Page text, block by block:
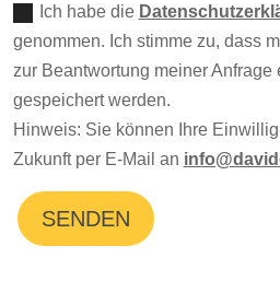
Ich habe die
genommen. Ich stimme zu, dass
zur Beantwortung meiner
gespeichert werden.
Hinweis: Sie können Ihre
Zukunft per E-Mail an
SENDEN